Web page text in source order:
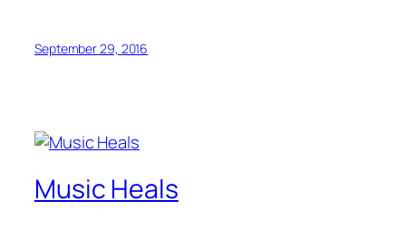
September 29, 2016
Music Heals